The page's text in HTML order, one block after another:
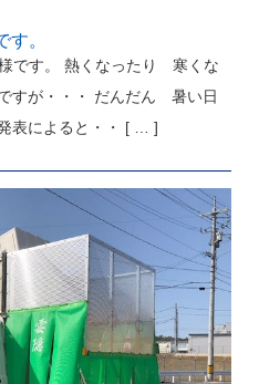
。
です。 熱くなったり 寒くな
すが・・・ だんだん 暑い日
表によると・・ [ … ]